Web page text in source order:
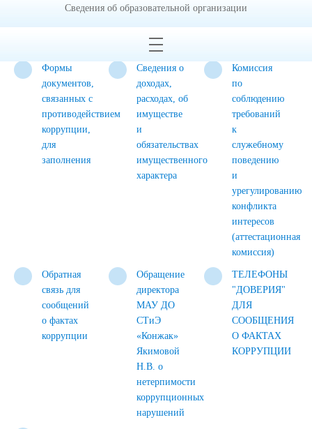
противодействия
Формы
документов,
связанных с
противодействием
коррупции,
для
заполнения
Сведения о
доходах,
расходах, об
имуществе
и
обязательствах
имущественного
характера
Комиссия
по
соблюдению
требований
к
служебному
поведению
и
урегулированию
конфликта
интересов
(аттестационная
комиссия)
Обратная
связь для
сообщений
о фактах
коррупции
Обращение
директора
МАУ ДО
СТиЭ
«Конжак»
Якимовой
Н.В. о
нетерпимости
коррупционных
нарушений
ТЕЛЕФОНЫ
"ДОВЕРИЯ"
ДЛЯ
СООБЩЕНИЯ
О ФАКТАХ
КОРРУПЦИИ
Сведения об образовательной организации